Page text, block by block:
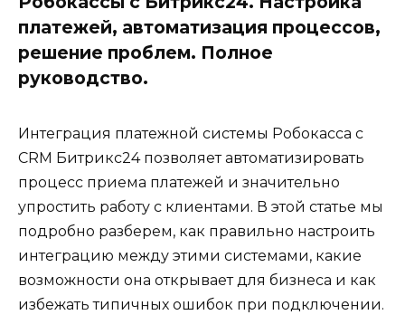
платежей, автоматизация процессов,
решение проблем. Полное
руководство.
Интеграция платежной системы Робокасса с
CRM Битрикс24 позволяет автоматизировать
процесс приема платежей и значительно
упростить работу с клиентами. В этой статье мы
подробно разберем, как правильно настроить
интеграцию между этими системами, какие
возможности она открывает для бизнеса и как
избежать типичных ошибок при подключении.